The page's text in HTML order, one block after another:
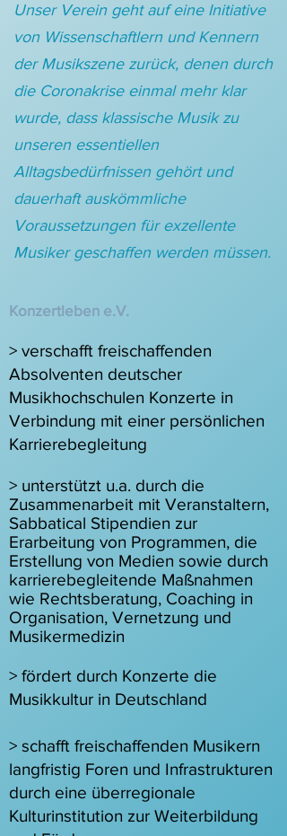
Unser Verein geht auf eine Initiative
von Wissenschaftlern und Kennern
der Musikszene zurück, denen durch
die Coronakrise einmal mehr klar
wurde, dass klassische Musik zu
unseren essentiellen
Alltagsbedürfnissen gehört und
dauerhaft auskömmliche
Voraussetzungen für exzellente
Musiker geschaffen werden müssen.
Konzertleben e.V.
> verschafft freischaffenden
Absolventen deutscher
Musikhochschulen Konzerte in
Verbindung mit einer persönlichen
Karrierebegleitung
> unterstützt u.a. durch die
Zusammenarbeit mit Veranstaltern,
Sabbatical Stipendien zur
Erarbeitung von Programmen, die
Erstellung von Medien sowie durch
karrierebegleitende Maßnahmen
wie Rechtsberatung, Coaching in
Organisation, Vernetzung und
Musikermedizin
> fördert durch Konzerte die
Musikkultur in Deutschland
> schafft freischaffenden Musikern
langfristig Foren und Infrastrukturen
durch eine überregionale
Kulturinstitution zur Weiterbildung